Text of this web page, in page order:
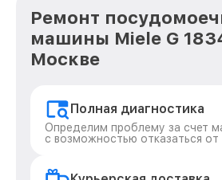
Ремонт
машины Miele G
Москве
Полная диагностика
Определим проблему за счет
с возможностью отказаться от